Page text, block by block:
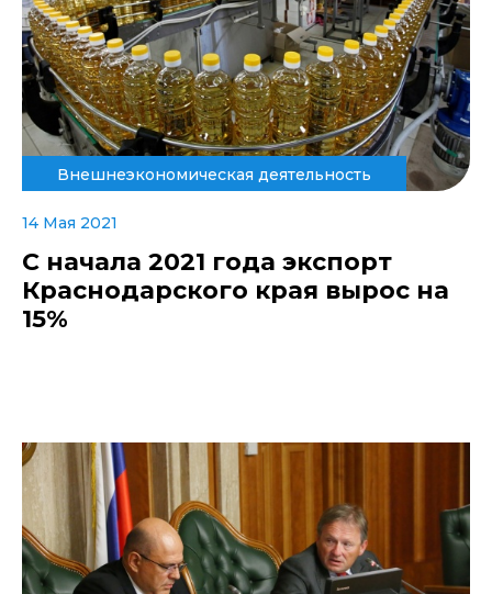
Внешнеэкономическая деятельность
14 Мая 2021
С начала 2021 года экспорт
Краснодарского края вырос на
15%